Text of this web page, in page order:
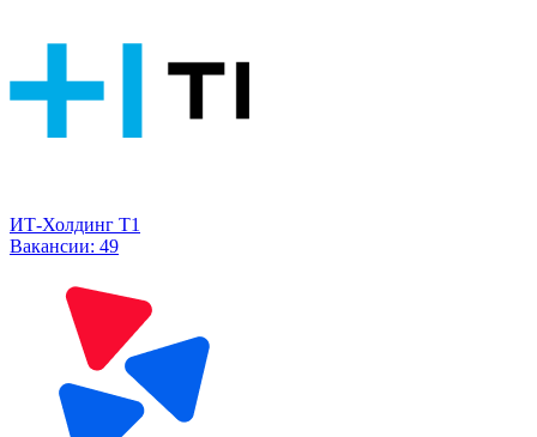
ИТ-Холдинг Т1
Вакансии: 49